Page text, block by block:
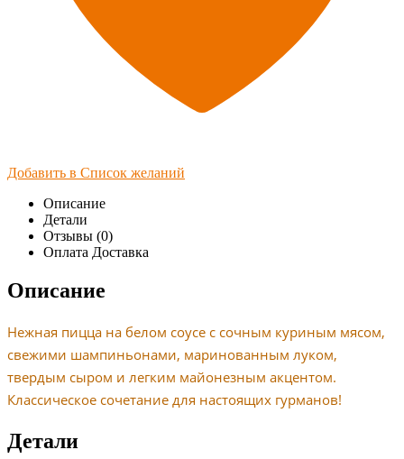
Добавить в Список желаний
Описание
Детали
Отзывы (0)
Оплата Доставка
Описание
Нежная пицца на белом соусе с сочным куриным мясом,
свежими шампиньонами, маринованным луком,
твердым сыром и легким майонезным акцентом.
Классическое сочетание для настоящих гурманов!
Детали